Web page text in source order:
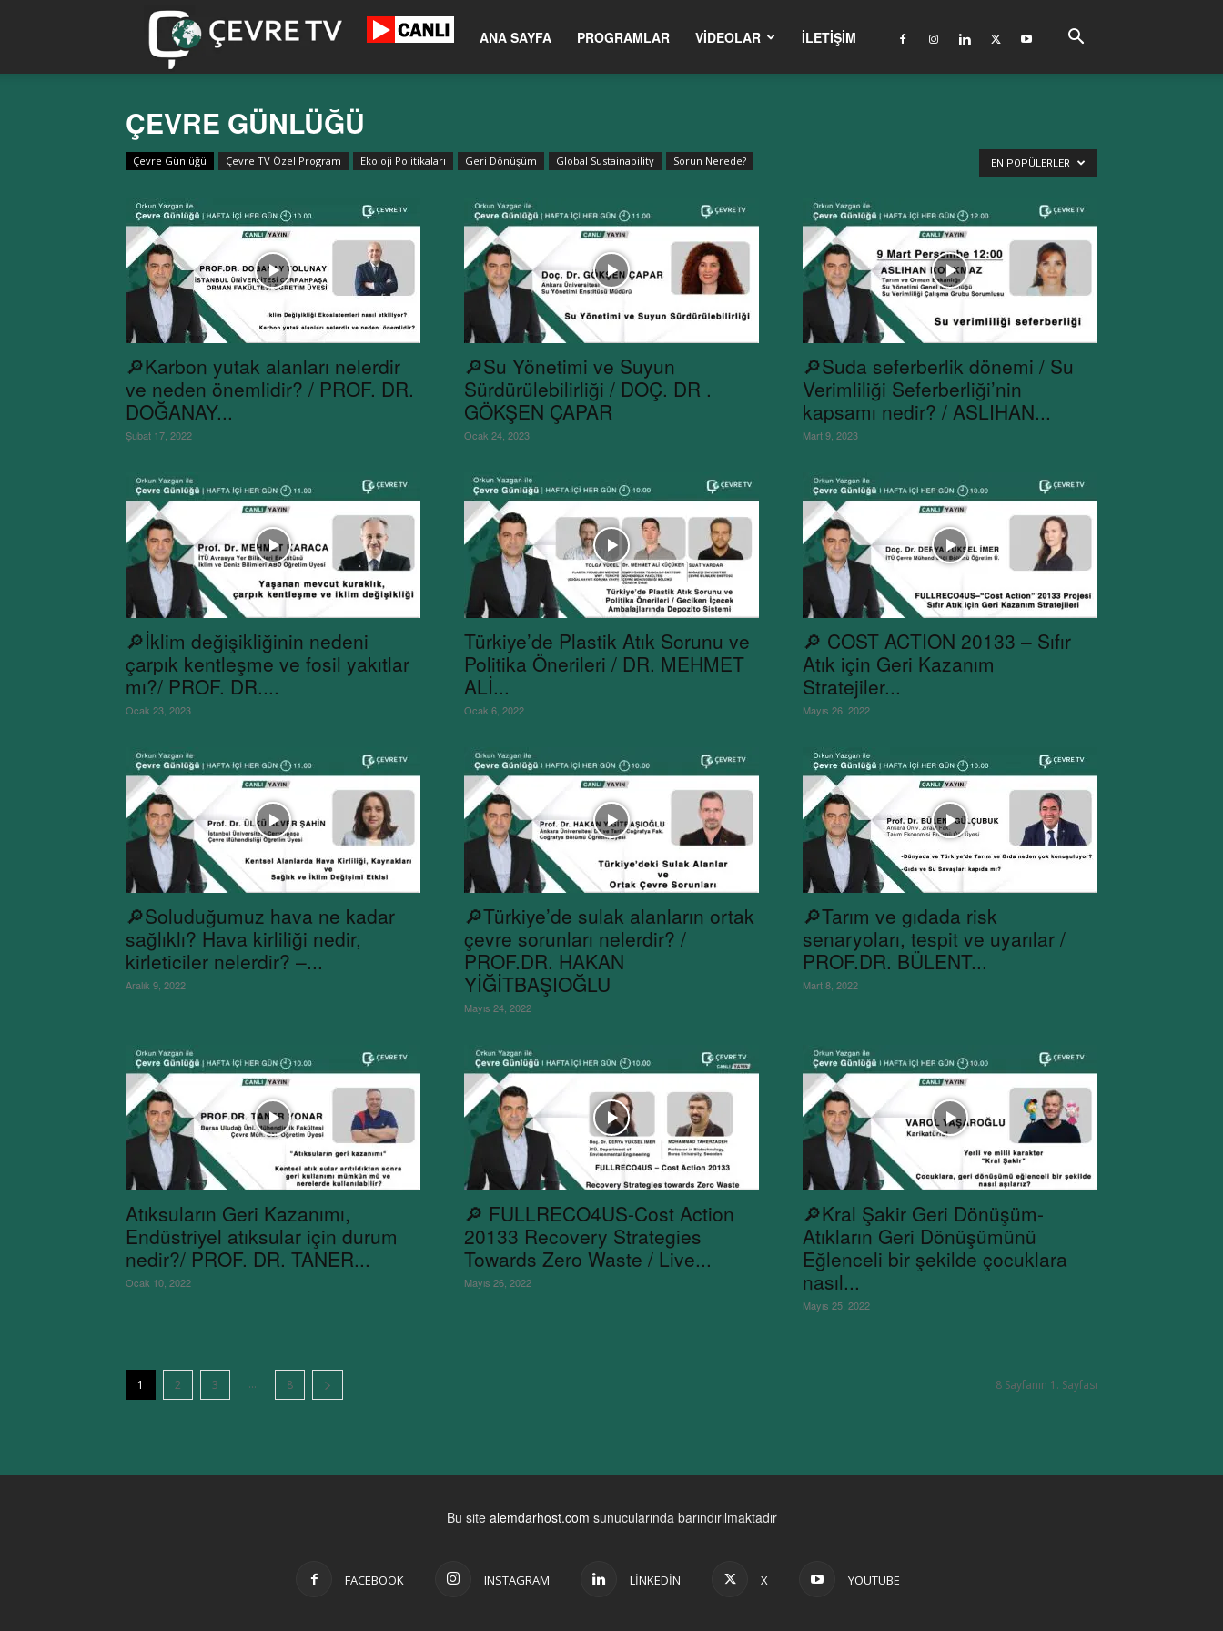
cevretv.com.tr ANA SAYFA PROGRAMLAR VIDEOLAR İLETIŞIM
ÇEVRE GÜNLÜĞÜ
Çevre Günlüğü Çevre TV Özel Program Ekoloji Politikaları Geri Dönüşüm Global Sustainability Sorun Nerede? EN POPÜLERLER
🔎Karbon yutak alanları nelerdir
ve neden önemlidir? / PROF. DR.
DOĞANAY...
Şubat 17, 2022
🔎Su Yönetimi ve Suyun
Sürdürülebilirliği / DOÇ. DR .
GÖKŞEN ÇAPAR
Ocak 24, 2023
🔎Suda seferberlik dönemi / Su
Verimliliği Seferberliği’nin
kapsamı nedir? / ASLIHAN...
Mart 9, 2023
🔎İklim değişikliğinin nedeni
çarpık kentleşme ve fosil yakıtlar
mı?/ PROF. DR....
Ocak 23, 2023
Türkiye’de Plastik Atık Sorunu ve
Politika Önerileri / DR. MEHMET
ALİ...
Ocak 6, 2022
🔎 COST ACTION 20133 – Sıfır
Atık için Geri Kazanım
Stratejiler...
Mayıs 26, 2022
🔎Soluduğumuz hava ne kadar
sağlıklı? Hava kirliliği nedir,
kirleticiler nelerdir? –...
Aralık 9, 2022
🔎Türkiye’de sulak alanların ortak
çevre sorunları nelerdir? /
PROF.DR. HAKAN
YİĞİTBAŞIOĞLU
Mayıs 24, 2022
🔎Tarım ve gıdada risk
senaryoları, tespit ve uyarılar /
PROF.DR. BÜLENT...
Mart 8, 2022
Atıksuların Geri Kazanımı,
Endüstriyel atıksular için durum
nedir?/ PROF. DR. TANER...
Ocak 10, 2022
🔎 FULLRECO4US-Cost Action
20133 Recovery Strategies
Towards Zero Waste / Live...
Mayıs 26, 2022
🔎Kral Şakir Geri Dönüşüm-
Atıkların Geri Dönüşümünü
Eğlenceli bir şekilde çocuklara
nasıl...
Mayıs 25, 2022
1 2 3 ... 8 8 Sayfanın 1. Sayfası
Bu site alemdarhost.com sunucularında barındırılmaktadır
FACEBOOK INSTAGRAM LINKEDIN X YOUTUBE